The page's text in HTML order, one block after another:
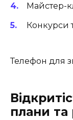
Майстер-
Конкурси
Телефон для
плани